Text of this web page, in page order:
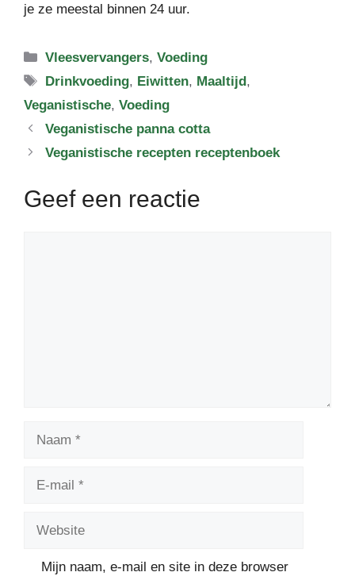
je ze meestal binnen 24 uur.
Categorieën
Vleesvervangers,Voeding
Tags
Drinkvoeding, Eiwitten, Maaltijd,
Veganistische, Voeding
Veganistische panna cotta
Veganistische recepten receptenboek
Geef een reactie
Mijn naam, e-mail en site in deze browser